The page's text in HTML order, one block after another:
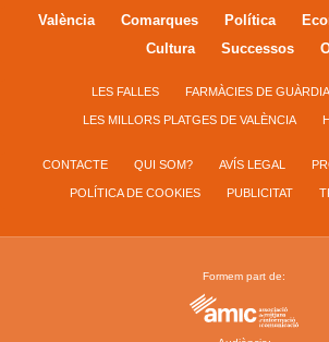
València Comarques Política
Cultura
Successos
LES FALLES FARMÀCIES DE
LES MILLORS PLATGES DE VALÈNCIA
CONTACTE QUI SOM? AVÍS LEGAL
POLÍTICA DE COOKIES PUBLICITAT
Formem part de: